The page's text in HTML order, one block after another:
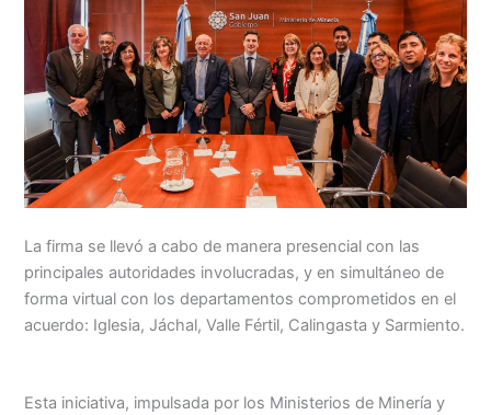
La firma se llevó a cabo de manera presencial con las
principales autoridades involucradas, y en simultáneo de
forma virtual con los departamentos comprometidos en el
acuerdo: Iglesia, Jáchal, Valle Fértil, Calingasta y Sarmiento.
Esta iniciativa, impulsada por los Ministerios de Minería y